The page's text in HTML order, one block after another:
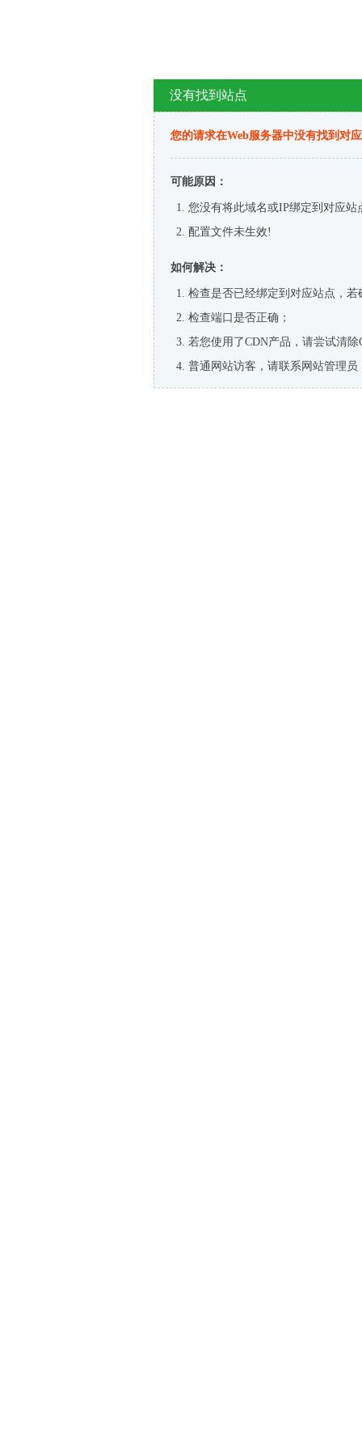
没有找到站点
您的请求在Web服务器中没有找到对
可能原因：
您没有将此域名或IP绑定到对应站
配置文件未生效!
如何解决：
检查是否已经绑定到对应站点，
检查端口是否正确；
若您使用了CDN产品，请尝试清除
普通网站访客，请联系网站管理员